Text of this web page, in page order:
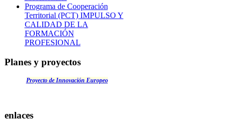
Programa de Cooperación
Territorial (PCT) IMPULSO Y
CALIDAD DE LA
FORMACIÓN
PROFESIONAL
Planes y proyectos
Proyecto de Innovación Europeo
enlaces